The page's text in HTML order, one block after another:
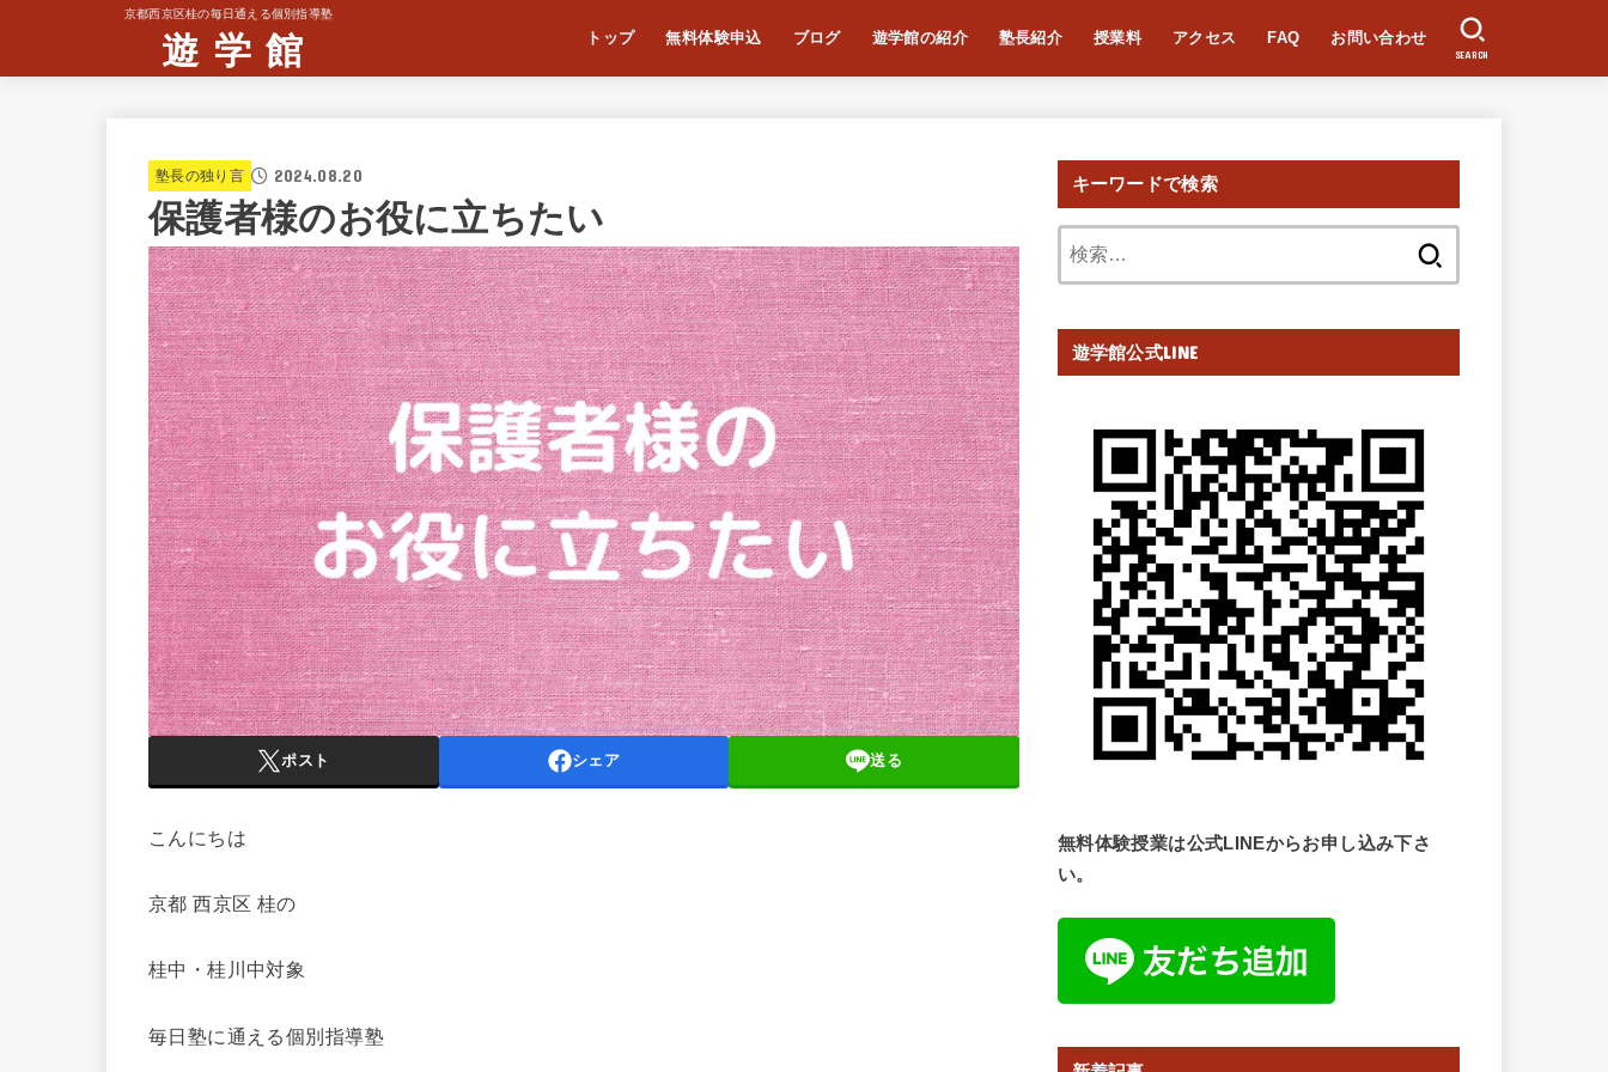
京都西京区桂の毎日通える個別指導塾
遊 学 館 トップ 無料体験申込 ブログ 遊学館の紹介 塾長紹介 授業料 アクセス FAQ お問い合わせ
SEARCH
塾長の独り言 2024.08.20
保護者様のお役に立ちたい
ポスト シェア 送る
こんにちは
京都 西京区 桂の
桂中・桂川中対象
毎日塾に通える個別指導塾
キーワードで検索
遊学館公式LINE
無料体験授業は公式LINEからお申し込み下さ
い。